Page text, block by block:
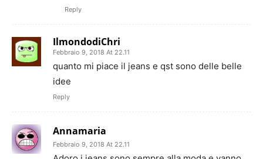
Reply
IlmondodiChri
Febbraio 9, 2018 At 22.11
quanto mi piace il jeans e qst sono delle belle
idee
Reply
Annamaria
Febbraio 9, 2018 At 22.11